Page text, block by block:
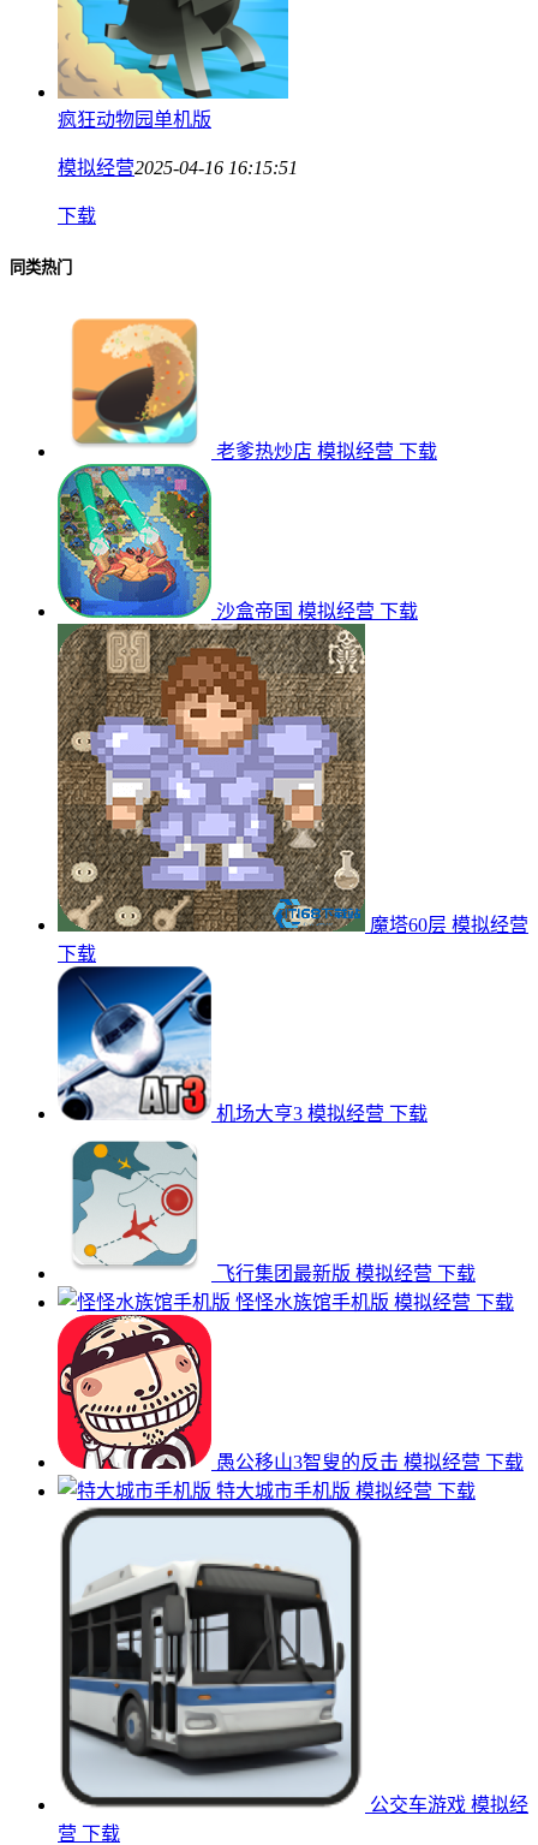
疯狂动物园单机版
模拟经营2025-04-16 16:15:51
下载
同类热门
老爹热炒店 模拟经营 下载
沙盒帝国 模拟经营 下载
魔塔60层 模拟经营
下载
机场大亨3 模拟经营 下载
飞行集团最新版 模拟经营
下载
怪怪水族馆手机版 模拟经营 下载
愚公移山3智叟的反击 模拟经营
下载
特大城市手机版 模拟经营 下载
公交车游戏 模拟经
营
下载